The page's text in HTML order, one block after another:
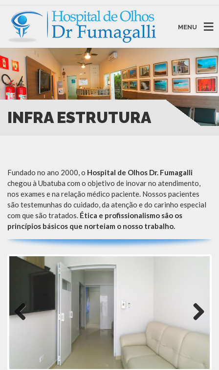
MENU
INFRA ESTRUTURA
Fundado no ano 2000, o Hospital de Olhos Dr. Fumagalli
chegou à Ubatuba com o objetivo de inovar no atendimento,
nos exames e na relação médico paciente. Nossos pacientes
são testemunhas do cuidado, da atenção e do carinho especial
com que são tratados. Ética e profissionalismo são os
princípios básicos que norteiam o nosso trabalho.